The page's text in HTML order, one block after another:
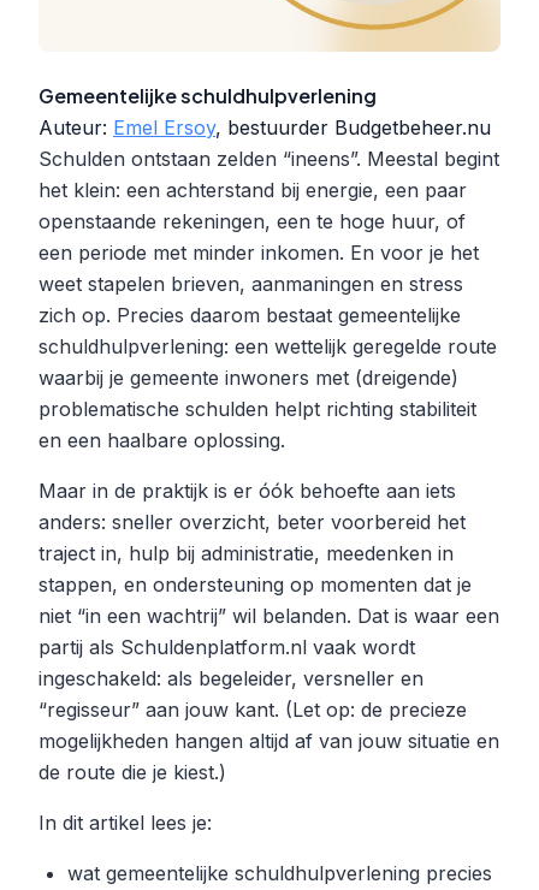
Gemeentelijke schuldhulpverlening
Auteur: Emel Ersoy, bestuurder Budgetbeheer.nu
Schulden ontstaan zelden “ineens”. Meestal begint
het klein: een achterstand bij energie, een paar
openstaande rekeningen, een te hoge huur, of
een periode met minder inkomen. En voor je het
weet stapelen brieven, aanmaningen en stress
zich op. Precies daarom bestaat gemeentelijke
schuldhulpverlening: een wettelijk geregelde route
waarbij je gemeente inwoners met (dreigende)
problematische schulden helpt richting stabiliteit
en een haalbare oplossing.
Maar in de praktijk is er óók behoefte aan iets
anders: sneller overzicht, beter voorbereid het
traject in, hulp bij administratie, meedenken in
stappen, en ondersteuning op momenten dat je
niet “in een wachtrij” wil belanden. Dat is waar een
partij als Schuldenplatform.nl vaak wordt
ingeschakeld: als begeleider, versneller en
“regisseur” aan jouw kant. (Let op: de precieze
mogelijkheden hangen altijd af van jouw situatie en
de route die je kiest.)
In dit artikel lees je:
wat gemeentelijke schuldhulpverlening precies